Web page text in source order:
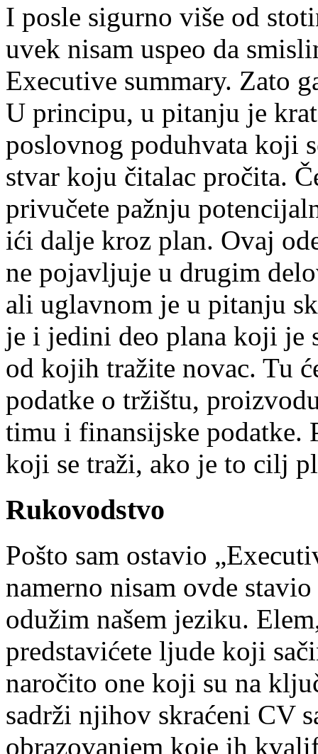
I posle sigurno više od
uvek nisam uspeo da
Executive summary. Zato
U principu, u pitanju je
poslovnog poduhvata koji
stvar koju čitalac pročita.
privučete pažnju
ići dalje kroz plan. Ovaj
ne pojavljuje u drugim
ali uglavnom je u pitanju
je i jedini deo plana koji je
od kojih tražite novac. Tu
podatke o tržištu,
timu i finansijske podatke.
koji se traži, ako je to cilj
Rukovodstvo
Pošto sam ostavio
namerno nisam ovde
odužim našem jeziku.
predstavićete ljude koji
naročito one koji su na
sadrži njihov skraćeni CV
obrazovanjem koje ih